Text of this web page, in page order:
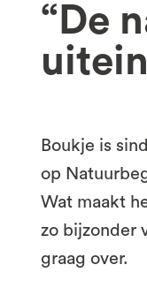
“De
Boukje is
op
Wat maakt
zo bijzonder
graag over.